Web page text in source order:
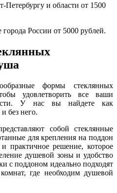
Петербургу и области от 1500
России от 5000 рублей.
формы стеклянных
удовлетворить все ваши
У нас вы найдете как
без него.
собой стеклянные
для крепления на поддон
практичное решение, которое
душевой зоны и удобство
с поддоном идеально подходят
где необходим душевой